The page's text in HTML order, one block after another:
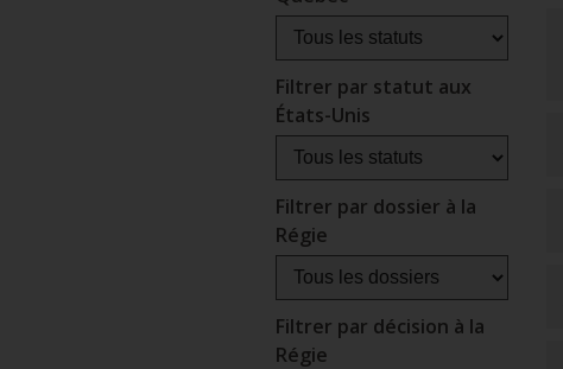
Filtrer par statut aux
États-Unis
Filtrer par dossier à la
Régie
Filtrer par décision à la
Régie